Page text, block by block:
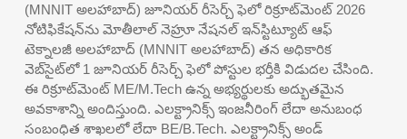
(MNNIT అలహాబాద్) జూనియర్ రీసెర్చ్ ఫెలో రిక్రూట్‌మెంట్ 2026
నోటిఫికేషన్‌ను మోతీలాల్ నెహ్రూ నేషనల్ ఇన్‌స్టిట్యూట్ ఆఫ్
టెక్నాలజీ అలహాబాద్ (MNNIT అలహాబాద్) తన అధికారిక
వెబ్‌సైట్‌లో 1 జూనియర్ రీసెర్చ్ ఫెలో పోస్టుల భర్తీకి విడుదల చేసింది.
ఈ రిక్రూట్‌మెంట్ ME/M.Tech ఉన్న అభ్యర్థులకు అద్భుతమైన
అవకాశాన్ని అందిస్తుంది. ఎలక్ట్రానిక్స్ ఇంజనీరింగ్ లేదా అనుబంధ
సంబంధిత శాఖలలో లేదా BE/B.Tech. ఎలక్ట్రానిక్స్ అండ్